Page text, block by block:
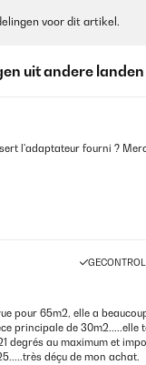
voor dit artikel.
uit andere landen
l'adaptateur fourni ?
pour 65m2, elle a
principale de 30m2.....elle
degrés au maximum et
déçu de mon achat.